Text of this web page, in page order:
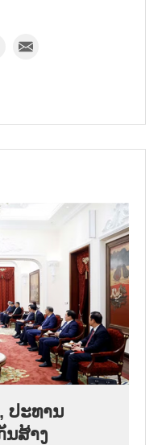
ປະທານ
ນສ້າງ